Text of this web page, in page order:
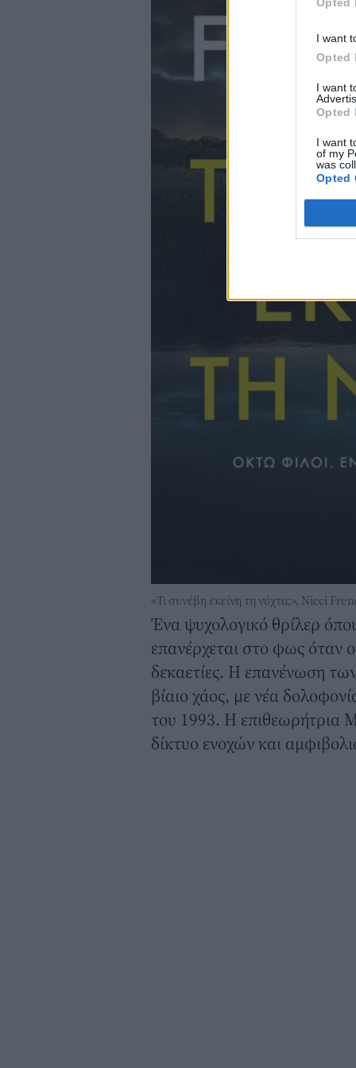
I want
Opted
I want
Opted
I want
of my
was
Opted
«Τι συνέβη εκείνη τη νύχτα;», Nicci
Ένα ψυχολογικό θρίλερ
επανέρχεται στο φως όταν
δεκαετίες. Η επανένωση
βίαιο χάος, με νέα
του 1993. Η επιθεωρήτρια
δίκτυο ενοχών και